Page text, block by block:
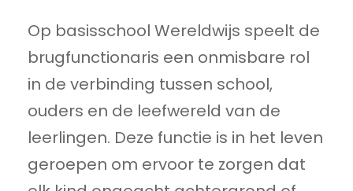
Op basisschool Wereldwijs speelt de
brugfunctionaris een onmisbare rol
in de verbinding tussen school,
ouders en de leefwereld van de
leerlingen. Deze functie is in het leven
geroepen om ervoor te zorgen dat